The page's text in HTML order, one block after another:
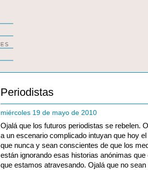
Periodistas
miércoles 19 de mayo de 2010
Ojalá que los futuros periodistas se rebelen.
a un escenario complicado intuyan que hoy
que nunca y sean conscientes de que los
están ignorando esas historias anónimas
que estamos atravesando. Ojalá que no